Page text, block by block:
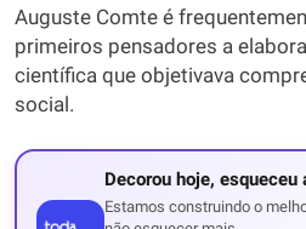
Auguste Comte é
primeiros pensadores a
científica que objetivava
social.
Decorou hoje, esqueceu
Estamos construindo o